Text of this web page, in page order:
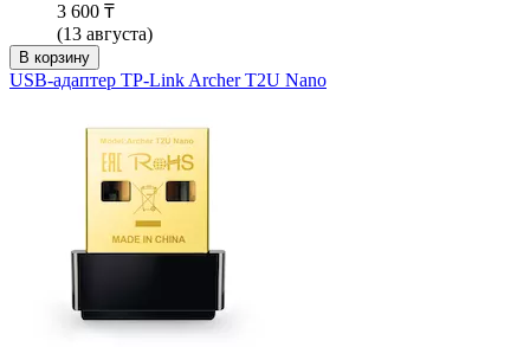
3 600 ₸
(13 августа)
В корзину
USB-адаптер TP-Link Archer T2U Nano